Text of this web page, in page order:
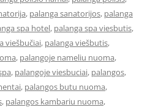
, palanga sanatorijos, palanga
spa hotel, palanga spa viesbutis,
viešbučiai, palanga viešbutis,
, palangoje nameliu nuoma,
, palangoje viesbuciai, palangos,
, palangos butu nuoma,
, palangos kambariu nuoma,